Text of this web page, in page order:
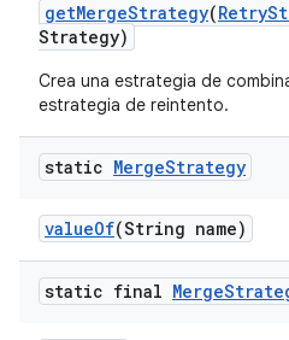
getMergeStrategy(Retry
Strategy)
Crea una estrategia de
estrategia de reintento.
static MergeStrategy
valueOf(String name)
static final Merge